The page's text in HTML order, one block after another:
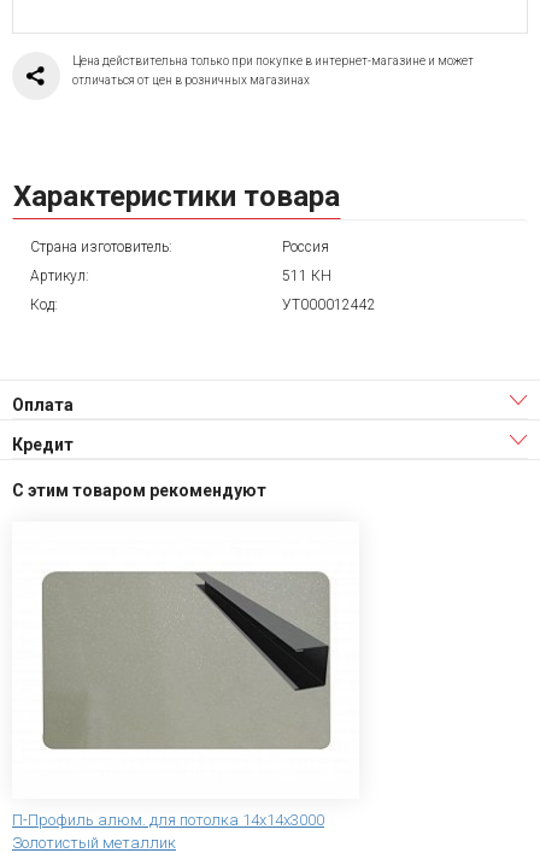
Цена действительна только при покупке в интернет-магазине и может
отличаться от цен в розничных магазинах
Характеристики товара
Страна изготовитель:
Россия
Артикул:
511 КН
Код:
УТ000012442
Оплата
Кредит
С этим товаром рекомендуют
П-Профиль алюм. для потолка 14х14х3000
Золотистый металлик